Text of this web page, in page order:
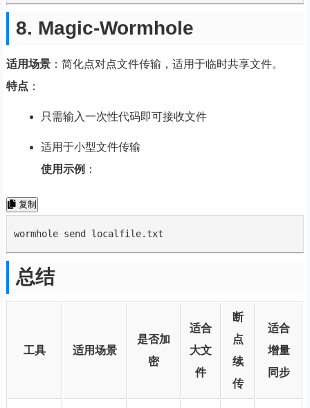
8. Magic-Wormhole
适用场景：简化点对点文件传输，适用于临时共享文件。
特点 ：
只需输入一次性代码即可接收文件
适用于小型文件传输
使用示例 ：
复制
wormhole send localfile.txt
总结
工具 适用场景
是否加
密
适合
大文
件
断
点
续
传
适合
增量
同步